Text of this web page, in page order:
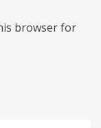
browser for